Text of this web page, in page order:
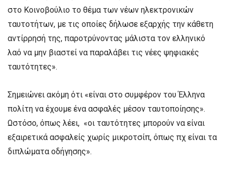
στο Κοινοβούλιο το θέμα των νέων ηλεκτρονικών
ταυτοτήτων, με τις οποίες δήλωσε εξαρχής την κάθετη
αντίρρησή της, παροτρύνοντας μάλιστα τον ελληνικό
λαό να μην βιαστεί να παραλάβει τις νέες ψηφιακές
ταυτότητες».
Σημειώνει ακόμη ότι «είναι στο συμφέρον του Έλληνα
πολίτη να έχουμε ένα ασφαλές μέσον ταυτοποίησης».
Ωστόσο, όπως λέει, «οι ταυτότητες μπορούν να είναι
εξαιρετικά ασφαλείς χωρίς μικροτσίπ, όπως πχ είναι τα
διπλώματα οδήγησης».